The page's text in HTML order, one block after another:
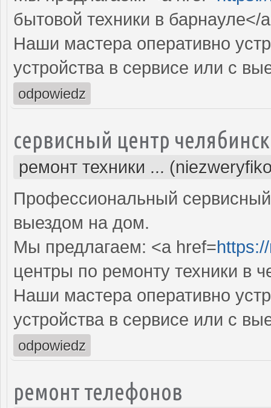
бытовой техники в барнауле</
Наши мастера оперативно
устройства в сервисе или с
odpowiedz
сервисный центр
ремонт техники ...
Профессиональный
выездом на дом.
Мы предлагаем: <a href=
центры по ремонту техники в
Наши мастера оперативно
устройства в сервисе или с
odpowiedz
ремонт телефонов